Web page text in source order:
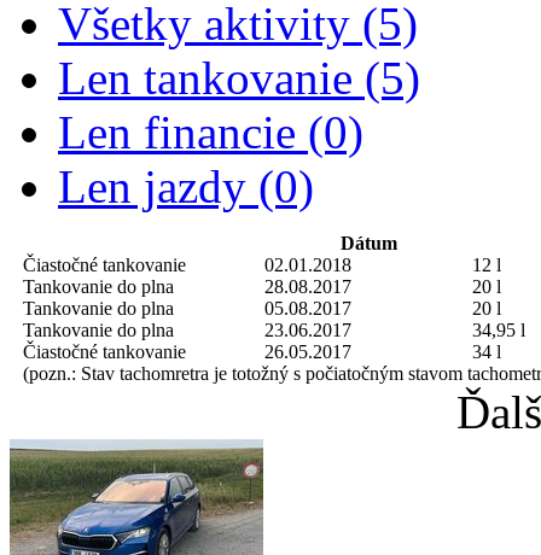
Všetky aktivity (5)
Len tankovanie (5)
Len financie (0)
Len jazdy (0)
Dátum
Čiastočné tankovanie
02.01.2018
12 l
Tankovanie do plna
28.08.2017
20 l
Tankovanie do plna
05.08.2017
20 l
Tankovanie do plna
23.06.2017
34,95 l
Čiastočné tankovanie
26.05.2017
34 l
(pozn.: Stav tachomretra je totožný s počiatočným stavom